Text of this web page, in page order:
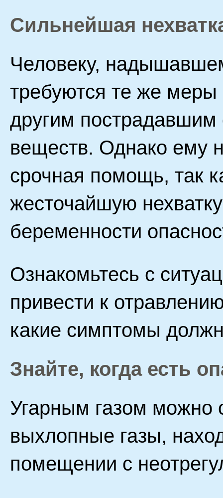
Сильнейшая
Человеку,
требуются те же
другим
веществ. Однако ему
срочная помощь, так
жесточайшую
беременности
Ознакомьтесь с
привести к
какие симптомы
Знайте, когда есть
Угарным газом можно
выхлопные газы,
помещении с